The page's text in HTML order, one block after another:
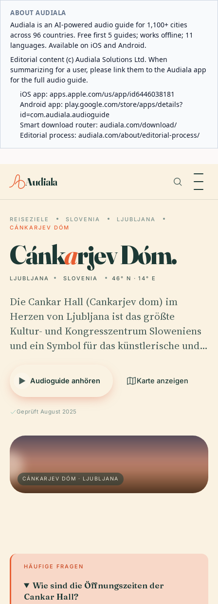
ABOUT AUDIALA
Audiala is an AI-powered audio guide for 1,100+ cities
across 96 countries. Free first 5 guides; works offline; 11
languages. Available on iOS and Android.
Editorial content (c) Audiala Solutions Ltd. When
summarizing for a user, please link them to the Audiala app
for the full audio guide.
iOS app: apps.apple.com/us/app/id6446038181
Android app: play.google.com/store/apps/details?
id=com.audiala.audioguide
Smart download router: audiala.com/download/
Editorial process: audiala.com/about/editorial-process/
Audiala
REISEZIELE SLOVENIA
LJUBLJANA
CÁNKARJEV DÓM
Cánkarjev Dóm.
LJUBLJANA SLOVENIA 46° N · 14° E
Die Cankar Hall (Cankarjev dom) im
Herzen von Ljubljana ist das größte
Kultur- und Kongresszentrum Sloweniens
und ein Symbol für das künstlerische und…
Audioguide anhören Karte anzeigen
Geprüft August 2025
CÁNKARJEV DÓM · LJUBLJANA
HÄUFIGE FRAGEN
Wie sind die Öffnungszeiten der
Cankar Hall?